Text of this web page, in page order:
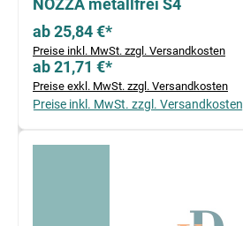
NOZZA metallfrei S4
ab 25,84 €*
Preise inkl. MwSt. zzgl. Versandkosten
ab 21,71 €*
Preise exkl. MwSt. zzgl. Versandkosten
Preise inkl. MwSt. zzgl. Versandkosten